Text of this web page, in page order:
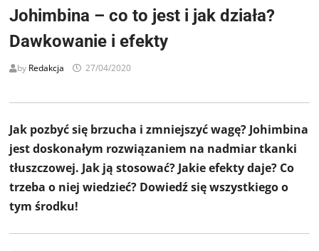
Johimbina – co to jest i jak działa?
Dawkowanie i efekty
by Redakcja 27/04/2020
Jak pozbyć się brzucha i zmniejszyć wagę? Johimbina
jest doskonałym rozwiązaniem na nadmiar tkanki
tłuszczowej. Jak ją stosować? Jakie efekty daje? Co
trzeba o niej wiedzieć? Dowiedź się wszystkiego o
tym środku!